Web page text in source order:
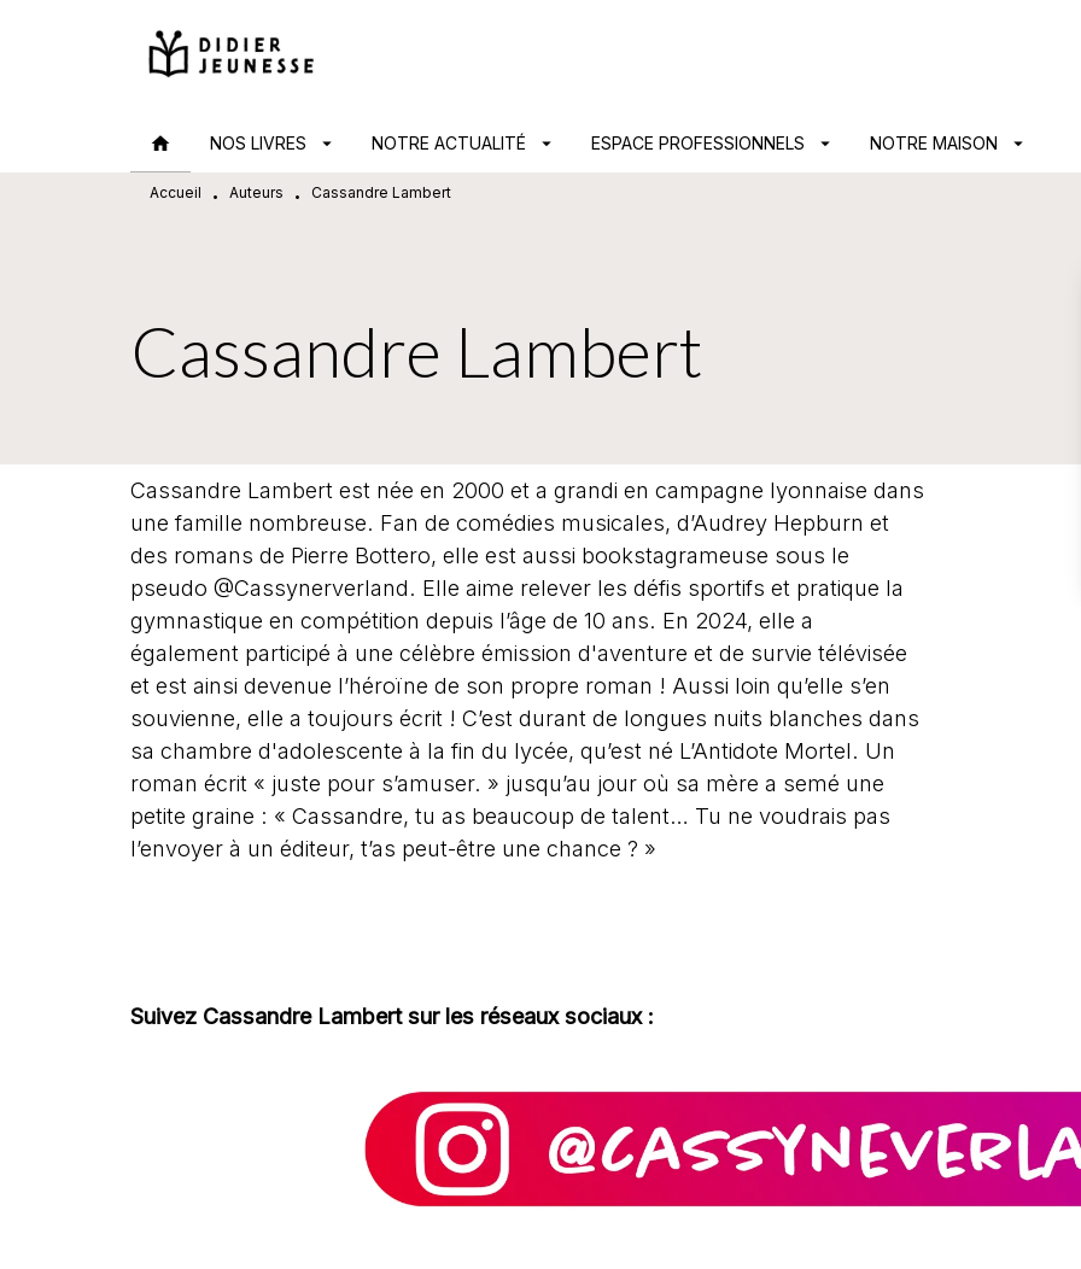
MENU RECHERCHE
home NOS LIVRES arrow_drop_down NOTRE ACTUALITÉ arrow_drop_down ESPACE PROFESSIONNELS arrow_drop_down NOTRE MAISON arrow_drop_down
Accueil • Auteurs • Cassandre Lambert
Cassandre Lambert
Cassandre Lambert est née en 2000 et a grandi en campagne lyonnaise dans
une famille nombreuse. Fan de comédies musicales, d’Audrey Hepburn et
des romans de Pierre Bottero, elle est aussi bookstagrameuse sous le
pseudo @Cassynerverland. Elle aime relever les défis sportifs et pratique la
gymnastique en compétition depuis l’âge de 10 ans. En 2024, elle a
également participé à une célèbre émission d'aventure et de survie télévisée
et est ainsi devenue l’héroïne de son propre roman ! Aussi loin qu’elle s’en
souvienne, elle a toujours écrit ! C’est durant de longues nuits blanches dans
sa chambre d'adolescente à la fin du lycée, qu’est né L’Antidote Mortel. Un
roman écrit « juste pour s’amuser. » jusqu’au jour où sa mère a semé une
petite graine : « Cassandre, tu as beaucoup de talent… Tu ne voudrais pas
l’envoyer à un éditeur, t’as peut-être une chance ? »
Suivez Cassandre Lambert sur les réseaux sociaux :